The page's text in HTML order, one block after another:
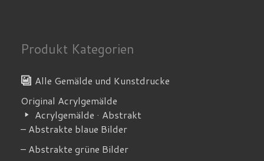
Produkt Kategorien
Alle Gemälde und Kunstdrucke
Original Acrylgemälde
Acrylgemälde · Abstrakt
– Abstrakte blaue Bilder
– Abstrakte grüne Bilder